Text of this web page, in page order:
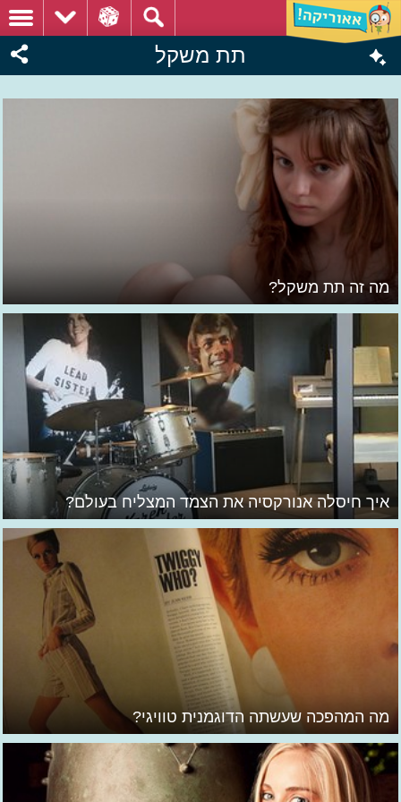
תת משקל
מה זה תת משקל?
איך חיסלה אנורקסיה את הצמד המצליח בעולם?
מה המהפכה שעשתה הדוגמנית טוויגי?